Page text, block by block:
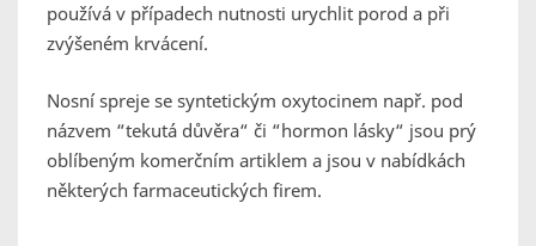
používá v případech nutnosti urychlit porod a při
zvýšeném krvácení.
Nosní spreje se syntetickým oxytocinem např. pod
názvem “tekutá důvěra“ či “hormon lásky“ jsou prý
oblíbeným komerčním artiklem a jsou v nabídkách
některých farmaceutických firem.